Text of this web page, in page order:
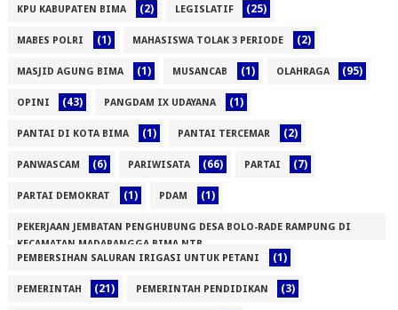
KPU KABUPATEN BIMA (2) LEGISLATIF (25)
MABES POLRI (1) MAHASISWA TOLAK 3 PERIODE (2)
MASJID AGUNG BIMA (1) MUSANCAB (1) OLAHRAGA (95)
OPINI (43) PANGDAM IX UDAYANA (1)
PANTAI DI KOTA BIMA (1) PANTAI TERCEMAR (2)
PANWASCAM (6) PARIWISATA (66) PARTAI (7)
PARTAI DEMOKRAT (1) PDAM (1)
PEKERJAAN JEMBATAN PENGHUBUNG DESA BOLO-RADE RAMPUNG DI
KECAMATAN MADAPANGGA BIMA NTB
(1)PEMBERSIHAN SALURAN IRIGASI UNTUK PETANI (1)
PEMERINTAH (21) PEMERINTAH PENDIDIKAN (3)